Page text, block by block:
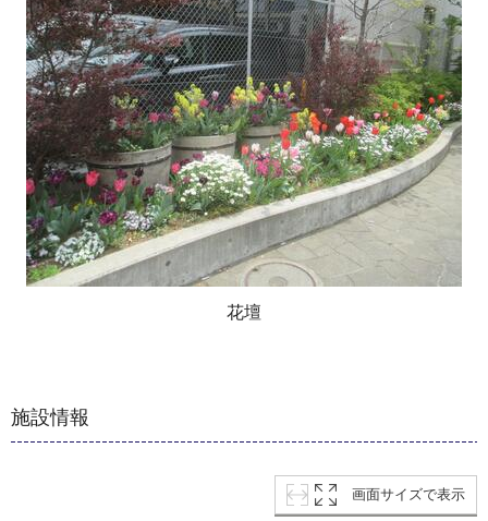
花壇
施設情報
画面サイズで表示